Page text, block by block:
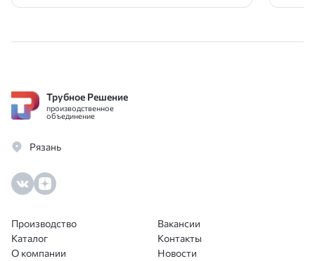
Трубное Решение
производственное
объединение
Рязань
Производство
Каталог
О компании
Вакансии
Контакты
Новости